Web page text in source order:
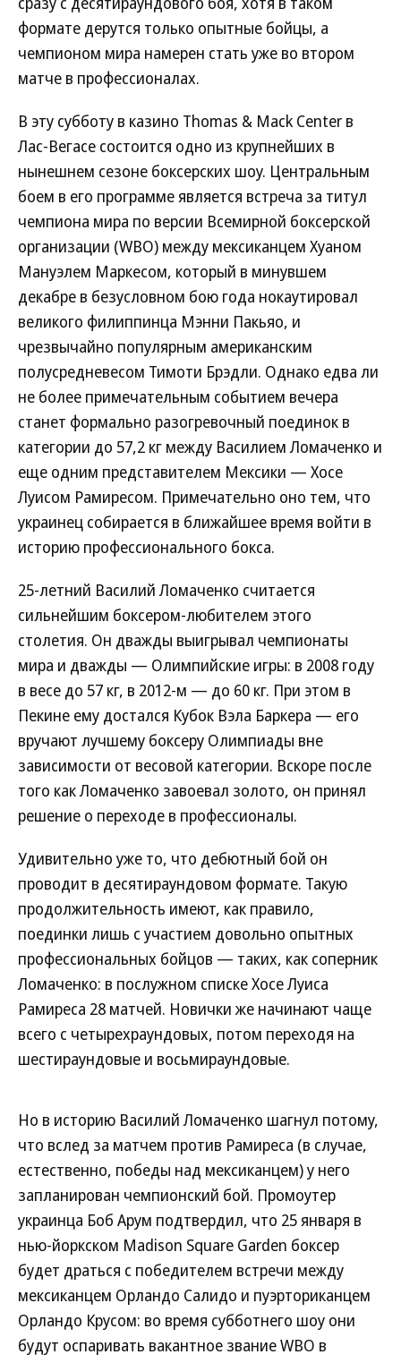
формате дерутся только опытные бойцы, а
чемпионом мира намерен стать уже во втором
матче в профессионалах.
В эту субботу в казино Thomas & Mack Center в
Лас-Вегасе состоится одно из крупнейших в
нынешнем сезоне боксерских шоу. Центральным
боем в его программе является встреча за титул
чемпиона мира по версии Всемирной боксерской
организации (WBO) между мексиканцем Хуаном
Мануэлем Маркесом, который в минувшем
декабре в безусловном бою года нокаутировал
великого филиппинца Мэнни Пакьяо, и
чрезвычайно популярным американским
полусредневесом Тимоти Брэдли. Однако едва ли
не более примечательным событием вечера
станет формально разогревочный поединок в
категории до 57,2 кг между Василием Ломаченко и
еще одним представителем Мексики — Хосе
Луисом Рамиресом. Примечательно оно тем, что
украинец собирается в ближайшее время войти в
историю профессионального бокса.
25-летний Василий Ломаченко считается
сильнейшим боксером-любителем этого
столетия. Он дважды выигрывал чемпионаты
мира и дважды — Олимпийские игры: в 2008 году
в весе до 57 кг, в 2012-м — до 60 кг. При этом в
Пекине ему достался Кубок Вэла Баркера — его
вручают лучшему боксеру Олимпиады вне
зависимости от весовой категории. Вскоре после
того как Ломаченко завоевал золото, он принял
решение о переходе в профессионалы.
Удивительно уже то, что дебютный бой он
проводит в десятираундовом формате. Такую
продолжительность имеют, как правило,
поединки лишь с участием довольно опытных
профессиональных бойцов — таких, как соперник
Ломаченко: в послужном списке Хосе Луиса
Рамиреса 28 матчей. Новички же начинают чаще
всего с четырехраундовых, потом переходя на
шестираундовые и восьмираундовые.
Но в историю Василий Ломаченко шагнул потому,
что вслед за матчем против Рамиреса (в случае,
естественно, победы над мексиканцем) у него
запланирован чемпионский бой. Промоутер
украинца Боб Арум подтвердил, что 25 января в
нью-йоркском Madison Square Garden боксер
будет драться с победителем встречи между
мексиканцем Орландо Салидо и пуэрториканцем
Орландо Крусом: во время субботнего шоу они
будут оспаривать вакантное звание WBO в